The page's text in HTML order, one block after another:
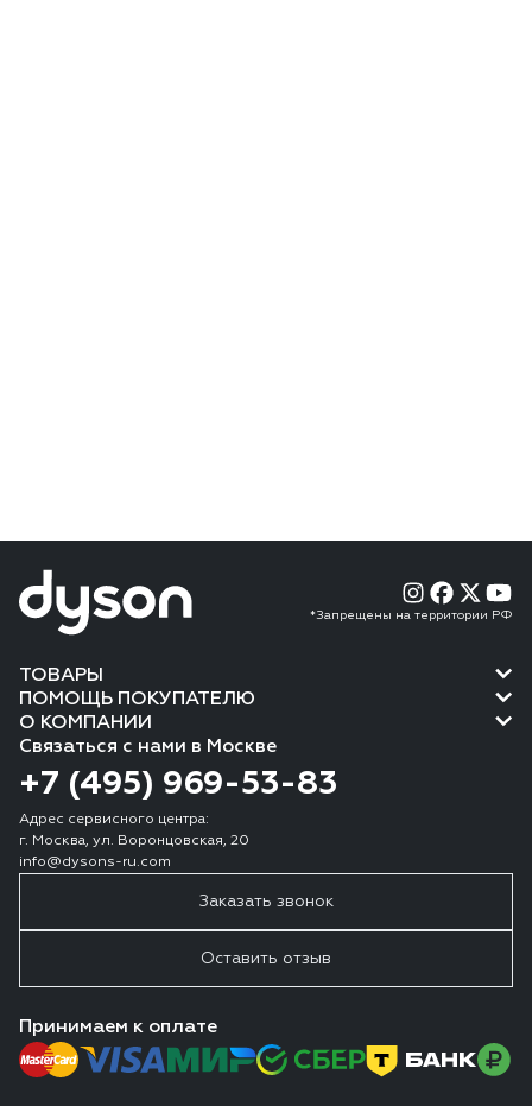
*Запрещены на территории РФ
ТОВАРЫ
ПОМОЩЬ ПОКУПАТЕЛЮ
О КОМПАНИИ
Связаться с нами в Москве
+7 (495) 969-53-83
Адрес сервисного центра:
г. Москва, ул. Воронцовская, 20
info@dysons-ru.com
Заказать звонок
Оставить отзыв
Принимаем к оплате